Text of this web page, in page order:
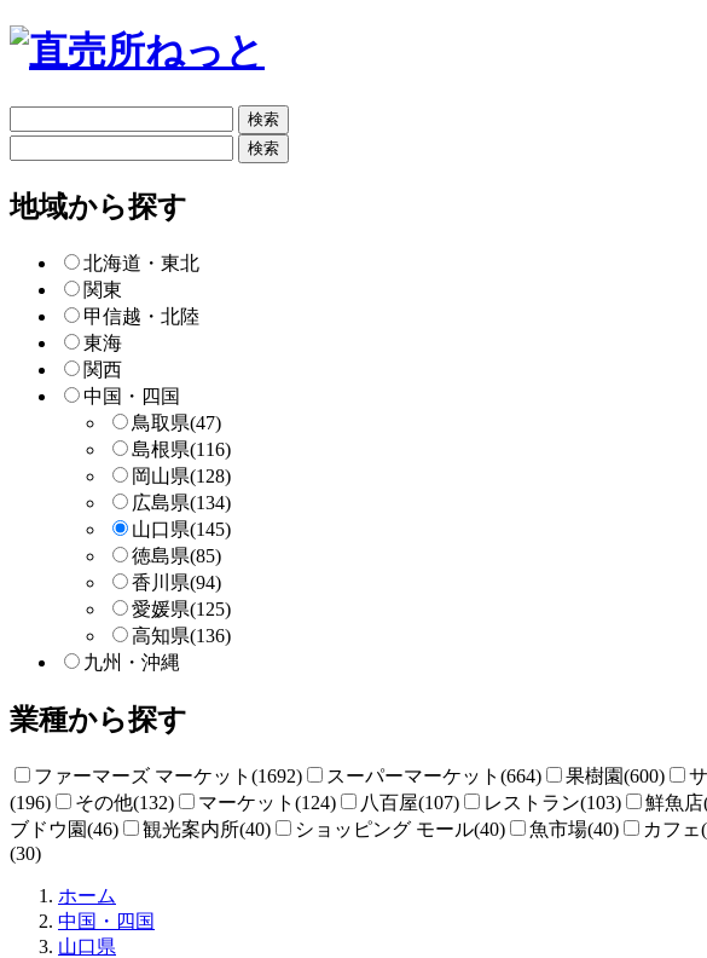
リ
ー
検
索
ー
検
地域から探す
北海道・東北
関東
甲信越・北陸
東海
関西
中国・四国
鳥取県(47)
島根県(116)
岡山県(128)
広島県(134)
山口県(145)
徳島県(85)
香川県(94)
愛媛県(125)
高知県(136)
九州・沖縄
業種から探す
ファーマーズ マーケット(1692) スーパーマーケット(664) 果樹園(600)
(196)
その他(132) マーケット(124) 八百屋(107) レストラン(103) 鮮魚店
ブドウ園(46)
観光案内所(40) ショッピング モール(40) 魚市場(40) カフェ
(30)
ホーム
売
中国・四国
山口県